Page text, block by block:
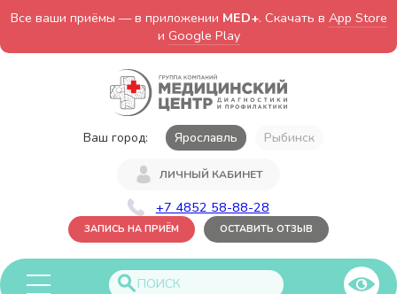
Все ваши приёмы — в приложении MED+. Скачать в App Store
и Google Play
Ваш город: Ярославль Рыбинск
ЛИЧНЫЙ КАБИНЕТ
+7 4852 58-88-28
ЗАПИСЬ НА ПРИЁМ ОСТАВИТЬ ОТЗЫВ